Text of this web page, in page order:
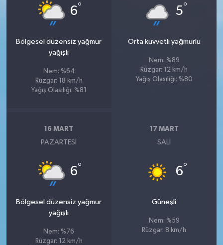
6°
Bölgesel düzensiz yağmur
yağışlı
Nem: %64
Rüzgar: 18 km/h
Yağış Olasılığı: %81
5°
Orta kuvvetli yağmurlu
Nem: %89
Rüzgar: 12 km/h
Yağış Olasılığı: %80
16 MART
PAZARTESI
6°
Bölgesel düzensiz yağmur
yağışlı
Nem: %76
Rüzgar: 12 km/h
17 MART
SALI
6°
Güneşli
Nem: %59
Rüzgar: 8 km/h